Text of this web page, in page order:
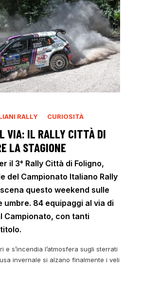
RALLY CURIOSITÀ
VIA: IL RALLY CITTÀ DI
LA STAGIONE
il 3° Rally Città di Foligno,
del Campionato Italiano Rally
questo weekend sulle
umbre. 84 equipaggi al via di
Campionato, con tanti
e s’incendia l’atmosfera sugli sterrati
invernale si alzano finalmente i veli